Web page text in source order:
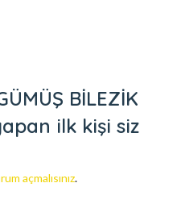
BİLEZİK
ilk kişi siz
açmalısınız.